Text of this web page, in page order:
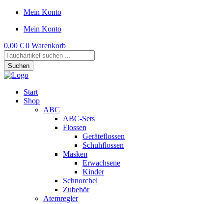
Mein Konto
Mein Konto
0,00 € 0 Warenkorb
Products
search
Suchen
Start
Shop
ABC
ABC-Sets
Flossen
Geräteflossen
Schuhflossen
Masken
Erwachsene
Kinder
Schnorchel
Zubehör
Atemregler